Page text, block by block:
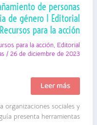
de personas
de género I Editorial
para la acción
para la acción, Editorial
/26 de diciembre de 2023
Herramientas
para
de
Leer más
organizaciones sociales y
presenta herramientas